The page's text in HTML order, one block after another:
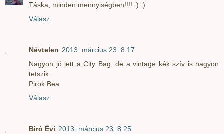
Táska, minden mennyiségben!!!! :) :)
Válasz
Névtelen 2013. március 23. 8:17
Nagyon jó lett a City Bag, de a vintage kék szív is nagyon
tetszik.
Pirok Bea
Válasz
Biró Évi 2013. március 23. 8:25